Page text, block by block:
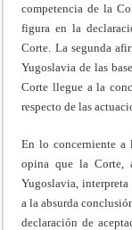
competencia de la
figura en la
Corte. La segunda
Yugoslavia de las
Corte llegue a la
respecto de las
En lo concerniente a
opina que la Corte,
Yugoslavia, interpreta
a la absurda
declaración de